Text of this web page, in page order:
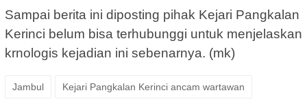
Sampai berita ini diposting pihak Kejari Pangkalan
Kerinci belum bisa terhubunggi untuk menjelaskan
krnologis kejadian ini sebenarnya. (mk)
Jambul Kejari Pangkalan Kerinci ancam wartawan